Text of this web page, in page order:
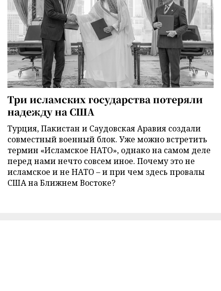
Три исламских государства потеряли
надежду на США
Турция, Пакистан и Саудовская Аравия создали
совместный военный блок. Уже можно встретить
термин «Исламское НАТО», однако на самом деле
перед нами нечто совсем иное. Почему это не
исламское и не НАТО – и при чем здесь провалы
США на Ближнем Востоке?